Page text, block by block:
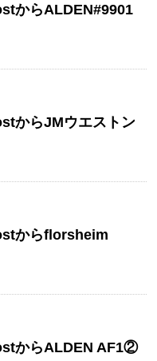
からALDEN#9901
からJMウエストン
からflorsheim
からALDEN AF1②